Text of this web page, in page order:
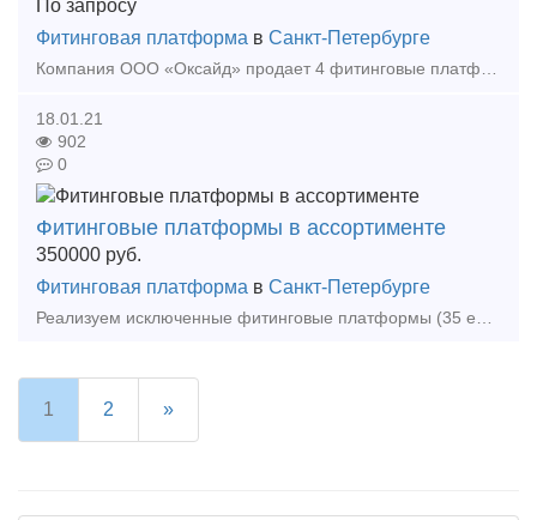
По запросу
Фитинговая платформа в Санкт-Петербурге
Компания ООО «Оксайд» продает 4 фитинговые платформы мод. 13-9744-06 (Трансмашхолдинг, завод г. Энгельс), декабрь 2020 года постройки, без пробега, возможна комплектация танками-контейнерами ц
18.01.21
902
0
Фитинговые платформы в ассортименте
350000 руб.
Фитинговая платформа в Санкт-Петербурге
Реализуем исключенные фитинговые платформы (35 единиц) моделей: 13-401M2, 11-H-004, года постройки: 1973, 1974, 1982, 1983, колесные пары от 40 мм до 60 мм, тележки от 1979 до 2000 года. М
1 2 »